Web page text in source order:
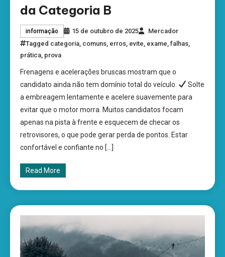
da Categoria B
informação 15 de outubro de 2025
Mercador
Tagged categoria, comuns, erros, evite, exame,falhas,
prática, prova
Frenagens e acelerações bruscas mostram que o
candidato ainda não tem domínio total do veículo.
Solte
a embreagem lentamente e acelere suavemente para
evitar que o motor morra. Muitos candidatos focam
apenas na pista à frente e esquecem de checar os
retrovisores, o que pode gerar perda de pontos. Estar
confortável e confiante no […]
Read More